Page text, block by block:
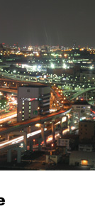
de
de deux
sous le label
confortables.
elles
mise sur les